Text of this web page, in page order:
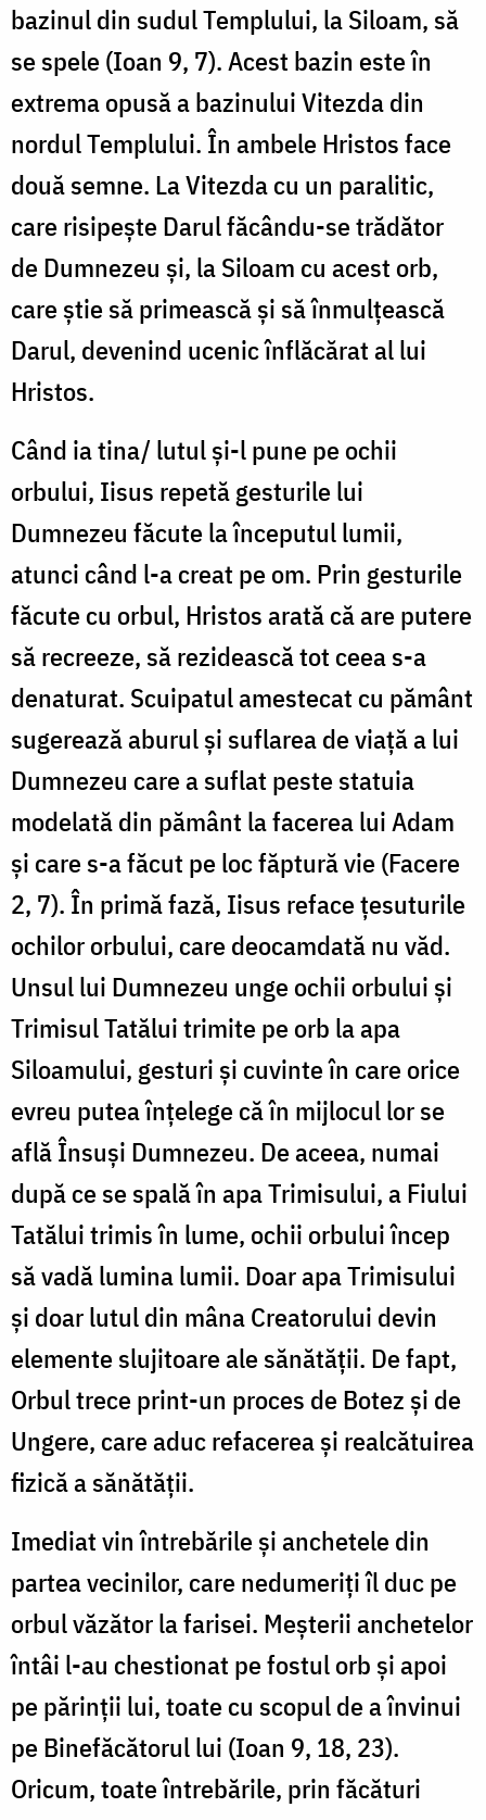
bazinul din sudul Templului, la Siloam, să
se spele (Ioan 9, 7). Acest bazin este în
extrema opusă a bazinului Vitezda din
nordul Templului. În ambele Hristos face
două semne. La Vitezda cu un paralitic,
care risipește Darul făcându-se trădător
de Dumnezeu și, la Siloam cu acest orb,
care știe să primească și să înmulțească
Darul, devenind ucenic înflăcărat al lui
Hristos.
Când ia tina/ lutul și-l pune pe ochii
orbului, Iisus repetă gesturile lui
Dumnezeu făcute la începutul lumii,
atunci când l-a creat pe om. Prin gesturile
făcute cu orbul, Hristos arată că are putere
să recreeze, să rezidească tot ceea s-a
denaturat. Scuipatul amestecat cu pământ
sugerează aburul și suflarea de viață a lui
Dumnezeu care a suflat peste statuia
modelată din pământ la facerea lui Adam
și care s-a făcut pe loc făptură vie (Facere
2, 7). În primă fază, Iisus reface țesuturile
ochilor orbului, care deocamdată nu văd.
Unsul lui Dumnezeu unge ochii orbului și
Trimisul Tatălui trimite pe orb la apa
Siloamului, gesturi și cuvinte în care orice
evreu putea înțelege că în mijlocul lor se
află Însuși Dumnezeu. De aceea, numai
după ce se spală în apa Trimisului, a Fiului
Tatălui trimis în lume, ochii orbului încep
să vadă lumina lumii. Doar apa Trimisului
și doar lutul din mâna Creatorului devin
elemente slujitoare ale sănătății. De fapt,
Orbul trece print-un proces de Botez și de
Ungere, care aduc refacerea și realcătuirea
fizică a sănătății.
Imediat vin întrebările și anchetele din
partea vecinilor, care nedumeriți îl duc pe
orbul văzător la farisei. Meșterii anchetelor
întâi l-au chestionat pe fostul orb și apoi
pe părinții lui, toate cu scopul de a învinui
pe Binefăcătorul lui (Ioan 9, 18, 23).
Oricum, toate întrebările, prin făcături